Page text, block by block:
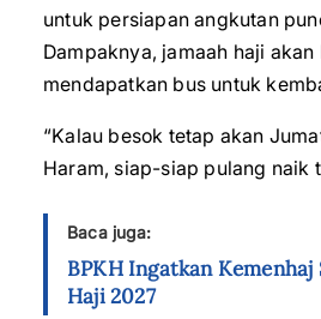
untuk persiapan angkutan
Dampaknya, jamaah haji akan
mendapatkan bus untuk
“Kalau besok tetap akan
Haram, siap-siap pulang naik
Baca juga:
BPKH Ingatkan Kemenhaj
Haji 2027